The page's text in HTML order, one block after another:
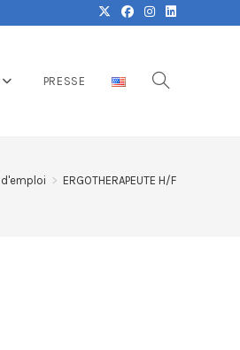
PRESSE
> ERGOTHERAPEUTE H/F